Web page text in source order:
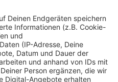
vor denen wir seit
Sommer eines nach
sind 12 Millionen Hektar
in Florida ist das
Froitzheim, Geologie-
Die Politik stelle sich aber